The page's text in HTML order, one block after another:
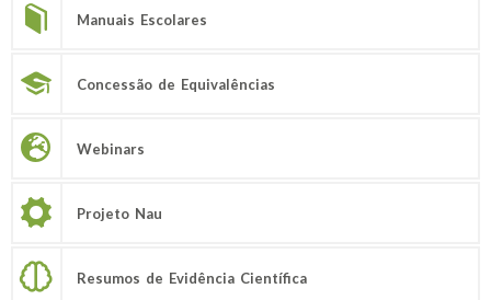
Manuais Escolares
Concessão de Equivalências
Webinars
Projeto Nau
Resumos de Evidência Científica